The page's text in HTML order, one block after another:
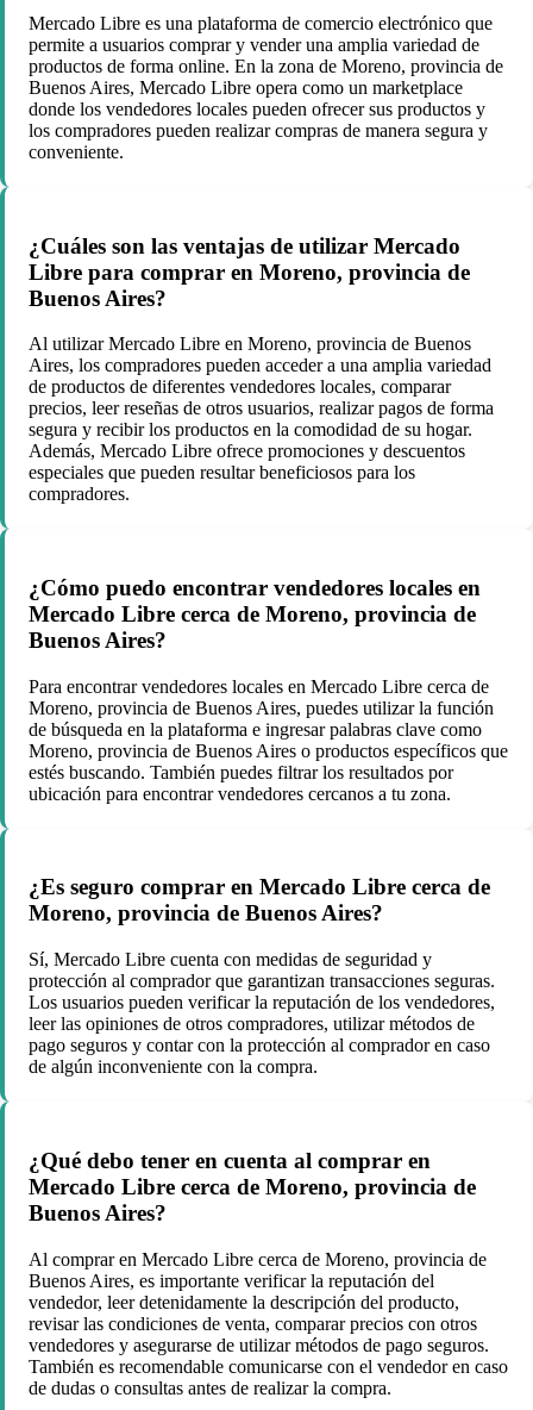
Mercado Libre es una plataforma de comercio electrónico que
permite a usuarios comprar y vender una amplia variedad de
productos de forma online. En la zona de Moreno, provincia de
Buenos Aires, Mercado Libre opera como un marketplace
donde los vendedores locales pueden ofrecer sus productos y
los compradores pueden realizar compras de manera segura y
conveniente.
¿Cuáles son las ventajas de utilizar Mercado
Libre para comprar en Moreno, provincia de
Buenos Aires?
Al utilizar Mercado Libre en Moreno, provincia de Buenos
Aires, los compradores pueden acceder a una amplia variedad
de productos de diferentes vendedores locales, comparar
precios, leer reseñas de otros usuarios, realizar pagos de forma
segura y recibir los productos en la comodidad de su hogar.
Además, Mercado Libre ofrece promociones y descuentos
especiales que pueden resultar beneficiosos para los
compradores.
¿Cómo puedo encontrar vendedores locales en
Mercado Libre cerca de Moreno, provincia de
Buenos Aires?
Para encontrar vendedores locales en Mercado Libre cerca de
Moreno, provincia de Buenos Aires, puedes utilizar la función
de búsqueda en la plataforma e ingresar palabras clave como
Moreno, provincia de Buenos Aires o productos específicos que
estés buscando. También puedes filtrar los resultados por
ubicación para encontrar vendedores cercanos a tu zona.
¿Es seguro comprar en Mercado Libre cerca de
Moreno, provincia de Buenos Aires?
Sí, Mercado Libre cuenta con medidas de seguridad y
protección al comprador que garantizan transacciones seguras.
Los usuarios pueden verificar la reputación de los vendedores,
leer las opiniones de otros compradores, utilizar métodos de
pago seguros y contar con la protección al comprador en caso
de algún inconveniente con la compra.
¿Qué debo tener en cuenta al comprar en
Mercado Libre cerca de Moreno, provincia de
Buenos Aires?
Al comprar en Mercado Libre cerca de Moreno, provincia de
Buenos Aires, es importante verificar la reputación del
vendedor, leer detenidamente la descripción del producto,
revisar las condiciones de venta, comparar precios con otros
vendedores y asegurarse de utilizar métodos de pago seguros.
También es recomendable comunicarse con el vendedor en caso
de dudas o consultas antes de realizar la compra.